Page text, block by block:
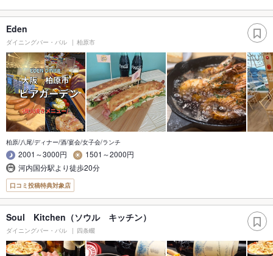
Eden
ダイニングバー・バル 柏原市
柏原/八尾/ディナー/酒/宴会/女子会/ランチ
2001～3000円
1501～2000円
河内国分駅より徒歩20分
口コミ投稿特典対象店
Soul Kitchen（ソウル キッチン）
ダイニングバー・バル 四条畷